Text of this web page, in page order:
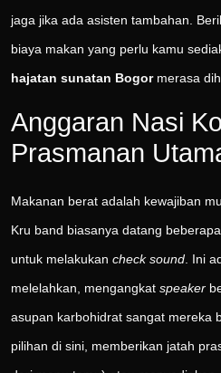
jaga jika ada asisten tambahan.
biaya makan yang perlu kamu
hajatan sunatan Bogormerasa
Anggaran Nasi
Prasmanan
Makanan berat adalah kewajiban
Kru band biasanya datang
untuk melakukan check sound . Ini
melelahkan, mengangkat speaker
asupan karbohidrat sangat mereka
pilihan di sini, memberikan jatah